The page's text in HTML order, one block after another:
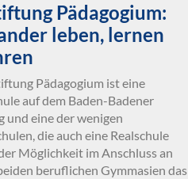
Pädagogium:
leben, lernen
Pädagogium ist eine
auf dem Baden-Badener
und eine der wenigen
die auch eine Realschule
Möglichkeit im Anschluss an
beruflichen Gymmasien das